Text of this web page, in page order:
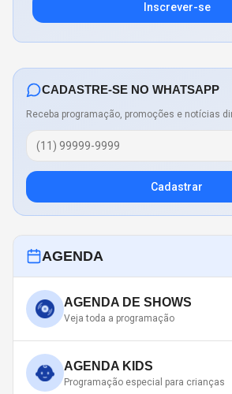
Inscrever-se
CADASTRE-SE NO WHATSAPP
Receba programação, promoções e notícias
Cadastrar
AGENDA
AGENDA DE SHOWS
Veja toda a programação
AGENDA KIDS
Programação especial para crianças